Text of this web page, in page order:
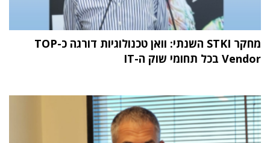
מחקר STKI השנתי: וואן טכנולוגיות דורגה כ-TOP
Vendor בכל תחומי שוק ה-IT